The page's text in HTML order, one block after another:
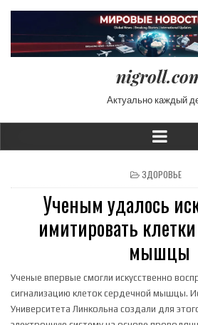
Актуально каждый
POSTED IN
ЗДОРОВЬЕ
Ученым удалось
имитировать
мышцы
Ученые впервые смогли искусственно
сигнализацию клеток сердечной мышцы.
Университета Линкольна создали для